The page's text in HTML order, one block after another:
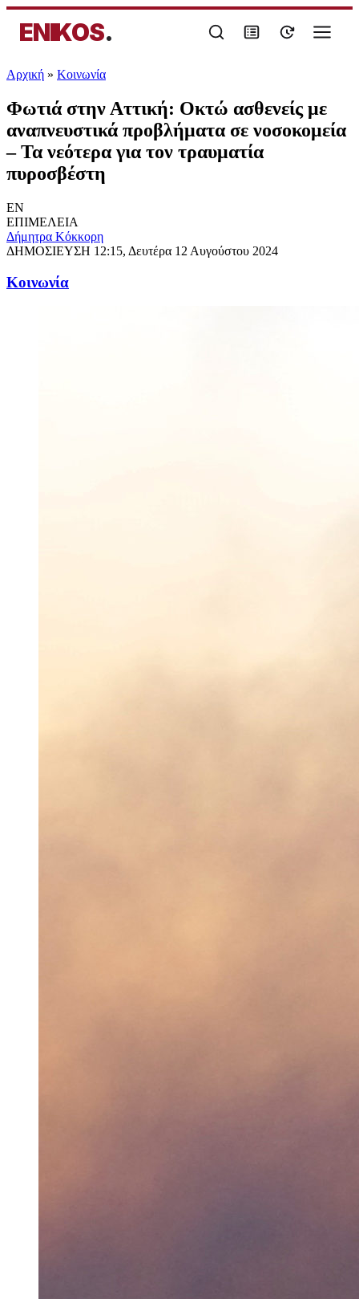
ENIKOS.
Αρχική » Κοινωνία
Φωτιά στην Αττική: Οκτώ ασθενείς με
αναπνευστικά προβλήματα σε νοσοκομεία
– Τα νεότερα για τον τραυματία
πυροσβέστη
EN
ΕΠΙΜΕΛΕΙΑ
Δήμητρα Κόκκορη
ΔΗΜΟΣΙΕΥΣΗ 12:15, Δευτέρα 12 Αυγούστου 2024
Κοινωνία